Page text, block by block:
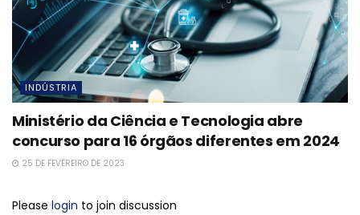
INDÚSTRIA
Ministério da Ciência e Tecnologia abre
concurso para 16 órgãos diferentes em 2024
25 DE FEVEREIRO DE 2023
Please login to join discussion